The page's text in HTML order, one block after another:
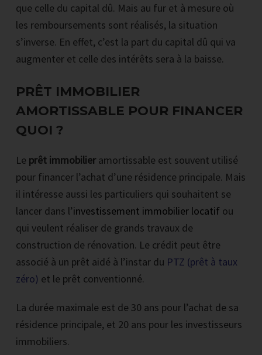
que celle du capital dû. Mais au fur et à mesure où
les remboursements sont réalisés, la situation
s’inverse. En effet, c’est la part du capital dû qui va
augmenter et celle des intérêts sera à la baisse.
PRÊT IMMOBILIER
AMORTISSABLE POUR FINANCER
QUOI ?
Le prêt immobilier amortissable est souvent utilisé
pour financer l’achat d’une résidence principale. Mais
il intéresse aussi les particuliers qui souhaitent se
lancer dans l’investissement immobilier locatif ou
qui veulent réaliser de grands travaux de
construction de rénovation. Le crédit peut être
associé à un prêt aidé à l’instar du PTZ (prêt à taux
zéro) et le prêt conventionné.
La durée maximale est de 30 ans pour l’achat de sa
résidence principale, et 20 ans pour les investisseurs
immobiliers.